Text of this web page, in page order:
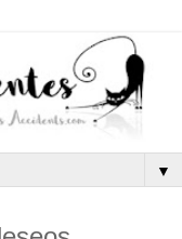
▼